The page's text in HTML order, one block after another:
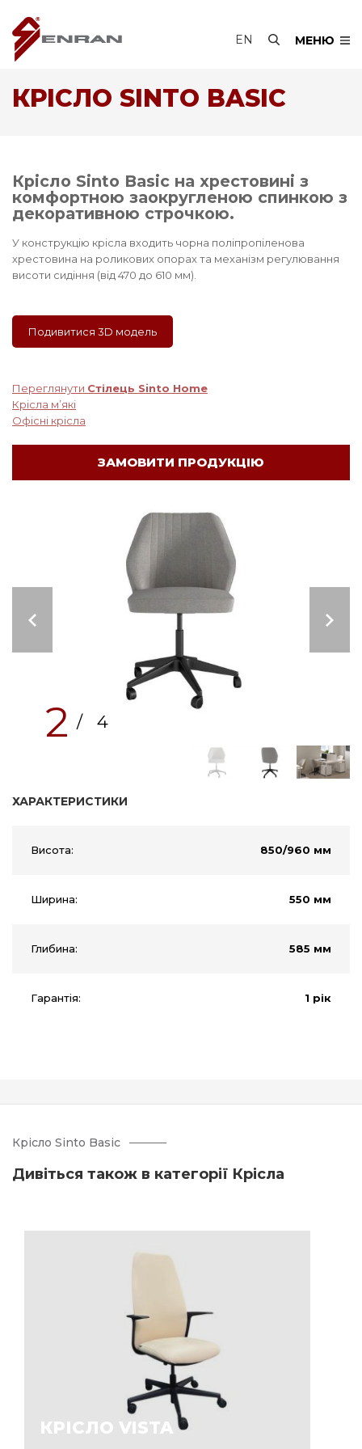
EN МЕНЮ
КРІСЛО SINTO BASIC
Крісло Sinto Basic на хрестовині з
комфортною заокругленою спинкою з
декоративною строчкою.
У конструкцію крісла входить чорна поліпропіленова
хрестовина на роликових опорах та механізм регулювання
висоти сидіння (від 470 до 610 мм).
Подивитися 3D модель
Переглянути Стілець Sinto Home
Крісла м’які
Офісні крісла
ЗАМОВИТИ ПРОДУКЦІЮ
2 / 4
ХАРАКТЕРИСТИКИ
Висота: 850/960 мм
Ширина: 550 мм
Глибина: 585 мм
Гарантія: 1 рік
Крісло Sinto Basic
Дивіться також в категорії Крісла
КРІСЛО VISTA